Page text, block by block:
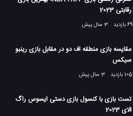
# بازی NEED FOR SPEED
# بازی نیاز به سرعت
# نیاز به سرعت # نید فور اسپید
بازی
رقابتی 2023
69 بازدید
3 سال پیش
مقایسه بازی منطقه اف دو در مقابل بازی رینبو
سیکس
105 بازدید
3 سال پیش
تست بازی با کنسول بازی دستی ایسوس راگ
الای 2023